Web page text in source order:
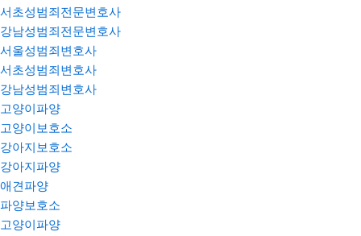
서초성범죄전문변호사
강남성범죄전문변호사
서울성범죄변호사
서초성범죄변호사
강남성범죄변호사
고양이파양
고양이보호소
강아지보호소
강아지파양
애견파양
파양보호소
고양이파양